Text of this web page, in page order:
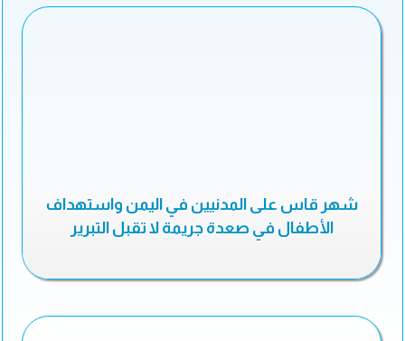
شهر قاس على المدنيين في اليمن واستهداف
الأطفال في صعدة جريمة لا تقبل التبرير